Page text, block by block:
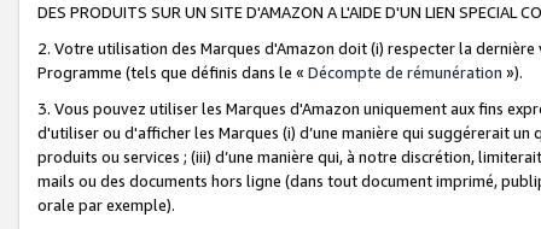
DES PRODUITS SUR UN SITE D'AMAZON A L'AIDE D'UN LIEN SPECIAL
2. Votre utilisation des Marques d'Amazon doit (i) respecter la
Programme (tels que définis dans le « Décompte de rémunération »).
3. Vous pouvez utiliser les Marques d'Amazon uniquement aux fins
d'utiliser ou d'afficher les Marques (i) d’une manière qui suggérerait
produits ou services ; (iii) d’une manière qui, à notre discrétion,
mails ou des documents hors ligne (dans tout document imprimé,
orale par exemple).